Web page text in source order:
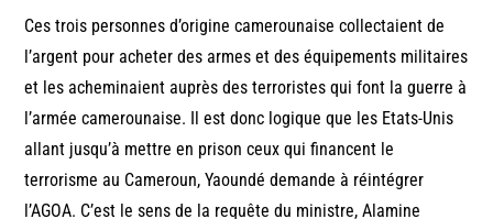
Ces trois personnes d’origine camerounaise collectaient de
l’argent pour acheter des armes et des équipements militaires
et les acheminaient auprès des terroristes qui font la guerre à
l’armée camerounaise. Il est donc logique que les Etats-Unis
allant jusqu’à mettre en prison ceux qui financent le
terrorisme au Cameroun, Yaoundé demande à réintégrer
l’AGOA. C’est le sens de la requête du ministre, Alamine